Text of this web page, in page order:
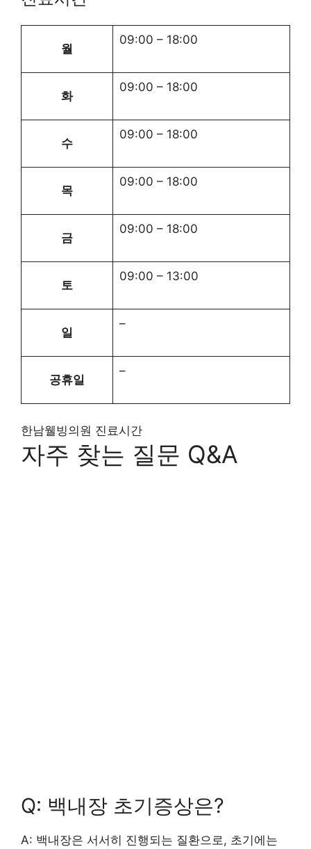
월
09:00 – 18:00
화
09:00 – 18:00
수
09:00 – 18:00
목
09:00 – 18:00
금
09:00 – 18:00
토
09:00 – 13:00
일
–
공휴일
–
한남웰빙의원 진료시간
자주 찾는 질문 Q&A
Q: 백내장 초기증상은?
A: 백내장은 서서히 진행되는 질환으로, 초기에는